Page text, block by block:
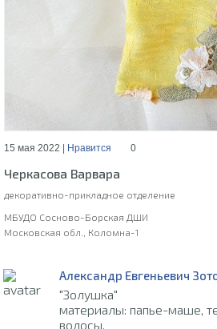
15 мая 2022 | Нравится 0
Черкасова Варвара
декоративно-прикладное отделение
МБУДО Сосново-Борская ДШИ
Московская обл., Коломна-1
Александр Евгеньевич
"Золушка"
материалы: папье-маше,
волосы.